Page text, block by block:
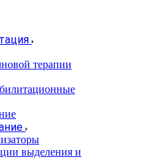
терапии
выделения и